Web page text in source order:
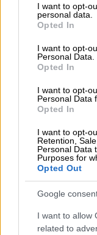
not limited to your
grant or deny
use your data for
consent section.
I want to opt-
personal data.
Opted In
I want to opt-
Personal Data.
Opted In
I want to opt-
Personal Data
Opted In
I want to opt-
Retention,
Personal Data
Purposes for
Opted Out
Google
I want to allow
related to
αρχίσει
βρέθηκε
ΑΛΛΑ #TAGS
Κορονοϊός
Μαρουάν